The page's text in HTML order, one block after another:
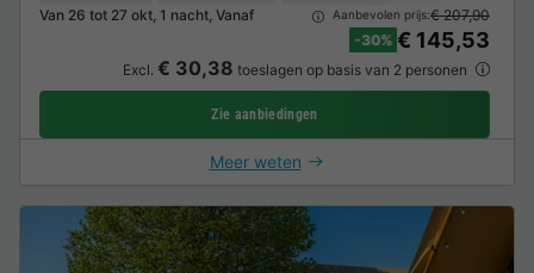
Van 26 tot 27 okt, 1 nacht, Vanaf
Aanbevolen prijs:€ 207,90
-30% € 145,53
Excl. € 30,38 toeslagen op basis van 2 personen
Zie aanbiedingen
Meer weten